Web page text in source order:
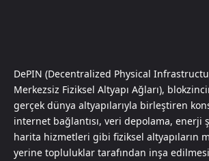
DePIN (Decentralized Physical
Merkezsiz Fiziksel Altyapı Ağları),
gerçek dünya altyapılarıyla birleştiren
internet bağlantısı, veri depolama, enerji
harita hizmetleri gibi fiziksel altyapıların
yerine topluluklar tarafından inşa